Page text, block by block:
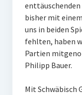
W U16
W U12
M U18
enttäuschenden
bisher mit
uns in beiden
fehlten, haben
Partien
Philipp Bauer.
Mit Schwäbisch